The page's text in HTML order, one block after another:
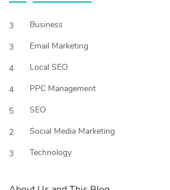
3
Business
3
Email Marketing
4
Local SEO
4
PPC Management
5
SEO
2
Social Media Marketing
3
Technology